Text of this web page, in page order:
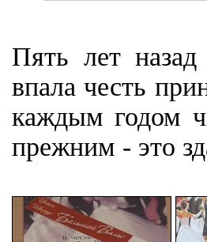
Пять лет
впала честь
каждым годом
прежним - это